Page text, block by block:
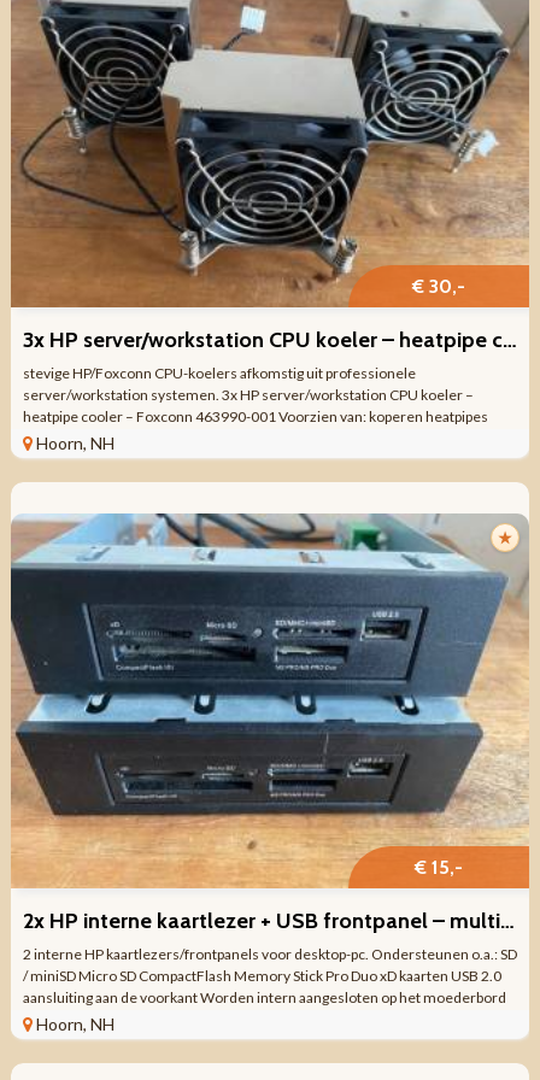
€ 30,-
3x HP server/workstation CPU koeler – heatpipe cooler – Foxco
stevige HP/Foxconn CPU-koelers afkomstig uit professionele
server/workstation systemen. 3x HP server/workstation CPU koeler –
heatpipe cooler – Foxconn 463990-001 Voorzien van: koperen heatpipes
actieve ventilator zware ...
Hoorn, NH
★
€ 15,-
2x HP interne kaartlezer + USB frontpanel – multi card reader 3
2 interne HP kaartlezers/frontpanels voor desktop-pc. Ondersteunen o.a.: SD
/ miniSD Micro SD CompactFlash Memory Stick Pro Duo xD kaarten USB 2.0
aansluiting aan de voorkant Worden intern aangesloten op het moederbord
via USB-header ...
Hoorn, NH